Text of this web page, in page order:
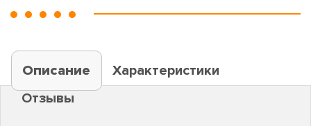
Описание
Характеристики
Отзывы